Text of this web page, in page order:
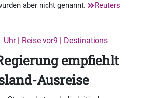
aber nicht genannt.
Reuters
Uhr | Reise vor9 | Destinations
empfiehlt
Ausreise